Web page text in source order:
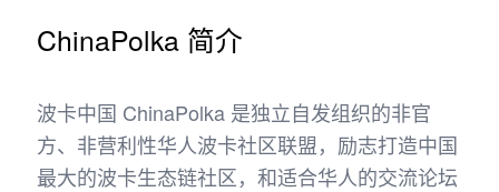
ChinaPolka 简介
波卡中国 ChinaPolka 是独立自发组织的非官
方、非营利性华人波卡社区联盟，励志打造中国
最大的波卡生态链社区，和适合华人的交流论坛